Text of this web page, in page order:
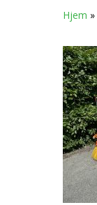
Hjem »